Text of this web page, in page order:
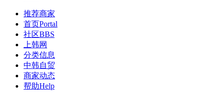
推荐商家
首页Portal
社区BBS
上韩网
分类信息
中韩自贸
商家动态
帮助Help